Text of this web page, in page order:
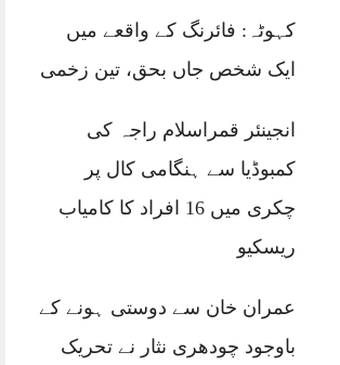
کہوٹہ: فائرنگ کے واقعے میں
ایک شخص جاں بحق، تین زخمی
انجینئر قمراسلام راجہ کی
کمبوڈیا سے ہنگامی کال پر
چکری میں 16 افراد کا کامیاب
ریسکیو
عمران خان سے دوستی ہونے کے
باوجود چودھری نثار نے تحریک